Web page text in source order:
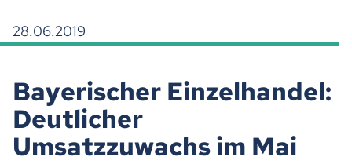
28.06.2019
Bayerischer Einzelhandel:
Deutlicher
Umsatzzuwachs im Mai